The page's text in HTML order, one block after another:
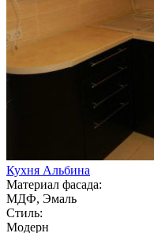
Кухня Альбина
Материал фасада:
МДФ, Эмаль
Стиль:
Модерн